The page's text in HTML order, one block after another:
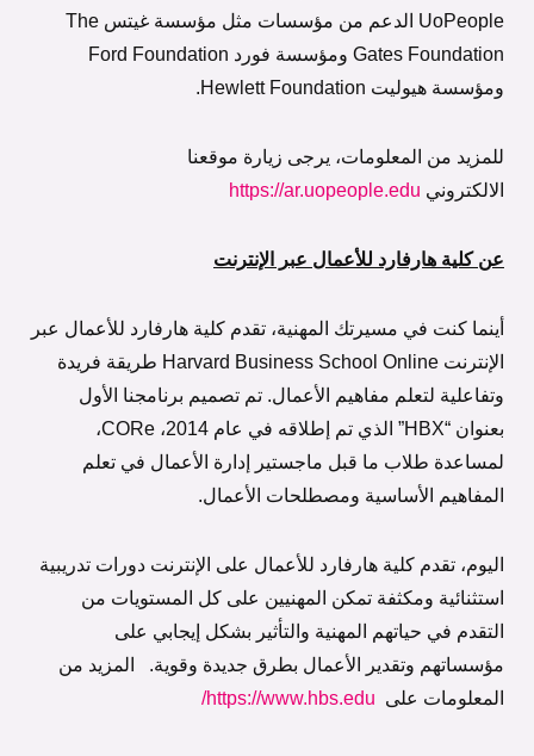
UoPeople الدعم من مؤسسات مثل مؤسسة غيتس The
Gates Foundation ومؤسسة فورد Ford Foundation
ومؤسسة هيوليت Hewlett Foundation.
للمزيد من المعلومات، يرجى زيارة موقعنا
الالكتروني https://ar.uopeople.edu
عن كلية هارفارد للأعمال عبر الإنترنت
أينما كنت في مسيرتك المهنية، تقدم كلية هارفارد للأعمال عبر
الإنترنت Harvard Business School Online طريقة فريدة
وتفاعلية لتعلم مفاهيم الأعمال. تم تصميم برنامجنا الأول
بعنوان “HBX” الذي تم إطلاقه في عام 2014، CORe،
لمساعدة طلاب ما قبل ماجستير إدارة الأعمال في تعلم
المفاهيم الأساسية ومصطلحات الأعمال.
اليوم، تقدم كلية هارفارد للأعمال على الإنترنت دورات تدريبية
استثنائية ومكثفة تمكن المهنيين على كل المستويات من
التقدم في حياتهم المهنية والتأثير بشكل إيجابي على
مؤسساتهم وتقدير الأعمال بطرق جديدة وقوية. المزيد من
المعلومات على https://www.hbs.edu/